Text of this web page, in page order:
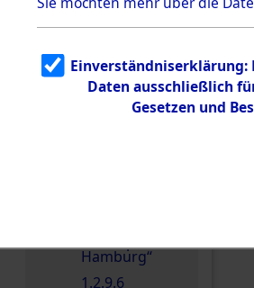
Bayerisches
1.2.9.3
Effekten aus
dem KZ
Neuengamm
Hamburg“
1.2.9.6
Einverständniserklärung:
Daten ausschließlich
Gesetzen und